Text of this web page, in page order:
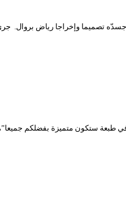
تصميما وإخراجا رياض
طبعة ستكون متميزة بفضلكم